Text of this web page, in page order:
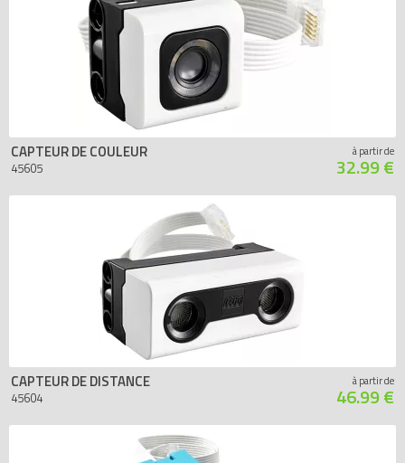
CAPTEUR DE COULEUR
45605
à partir de
32.99 €
CAPTEUR DE DISTANCE
45604
à partir de
46.99 €